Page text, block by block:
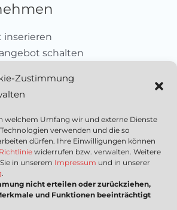
Zustimmung
welchem Umfang wir und externe Dienste
verwenden und die so
dürfen. Ihre Einwilligungen können
widerrufen bzw. verwalten. Weitere
in unserem Impressum und in unserer
.
nicht erteilen oder zurückziehen,
und Funktionen beeinträchtigt
inserieren
schalten
Links
Mediadaten
Impressum